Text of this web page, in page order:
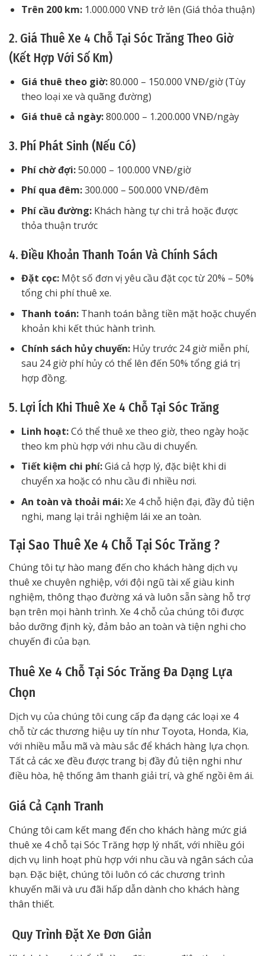
Trên 200 km:1.000.000 VNĐ trở lên (Giá thỏa thuận)
2. Giá Thuê Xe 4 Chỗ Tại Sóc Trăng Theo Giờ
(Kết Hợp Với Số Km)
Giá thuê theo giờ:80.000 – 150.000 VNĐ/giờ (Tùy
theo loại xe và quãng đường)
Giá thuê cả ngày:800.000 – 1.200.000 VNĐ/ngày
3. Phí Phát Sinh (Nếu Có)
Phí chờ đợi:50.000 – 100.000 VNĐ/giờ
Phí qua đêm:300.000 – 500.000 VNĐ/đêm
Phí cầu đường:Khách hàng tự chi trả hoặc được
thỏa thuận trước
4. Điều Khoản Thanh Toán Và Chính Sách
Đặt cọc:Một số đơn vị yêu cầu đặt cọc từ 20% – 50%
tổng chi phí thuê xe.
Thanh toán:Thanh toán bằng tiền mặt hoặc chuyển
khoản khi kết thúc hành trình.
Chính sách hủy chuyến:Hủy trước 24 giờ miễn phí,
sau 24 giờ phí hủy có thể lên đến 50% tổng giá trị
hợp đồng.
5. Lợi Ích Khi Thuê Xe 4 Chỗ Tại Sóc Trăng
Linh hoạt:Có thể thuê xe theo giờ, theo ngày hoặc
theo km phù hợp với nhu cầu di chuyển.
Tiết kiệm chi phí:Giá cả hợp lý, đặc biệt khi di
chuyển xa hoặc có nhu cầu đi nhiều nơi.
An toàn và thoải mái:Xe 4 chỗ hiện đại, đầy đủ tiện
nghi, mang lại trải nghiệm lái xe an toàn.
Tại Sao Thuê Xe 4 Chỗ Tại Sóc Trăng ?
Chúng tôi tự hào mang đến cho khách hàng dịch vụ
thuê xe chuyên nghiệp, với đội ngũ tài xế giàu kinh
nghiệm, thông thạo đường xá và luôn sẵn sàng hỗ trợ
bạn trên mọi hành trình. Xe 4 chỗ của chúng tôi được
bảo dưỡng định kỳ, đảm bảo an toàn và tiện nghi cho
chuyến đi của bạn.
Thuê Xe 4 Chỗ Tại Sóc Trăng Đa Dạng Lựa
Chọn
Dịch vụ của chúng tôi cung cấp đa dạng các loại xe 4
chỗ từ các thương hiệu uy tín như Toyota, Honda, Kia,
với nhiều mẫu mã và màu sắc để khách hàng lựa chọn.
Tất cả các xe đều được trang bị đầy đủ tiện nghi như
điều hòa, hệ thống âm thanh giải trí, và ghế ngồi êm ái.
Giá Cả Cạnh Tranh
Chúng tôi cam kết mang đến cho khách hàng mức giá
thuê xe 4 chỗ tại Sóc Trăng hợp lý nhất, với nhiều gói
dịch vụ linh hoạt phù hợp với nhu cầu và ngân sách của
bạn. Đặc biệt, chúng tôi luôn có các chương trình
khuyến mãi và ưu đãi hấp dẫn dành cho khách hàng
thân thiết.
Quy Trình Đặt Xe Đơn Giản